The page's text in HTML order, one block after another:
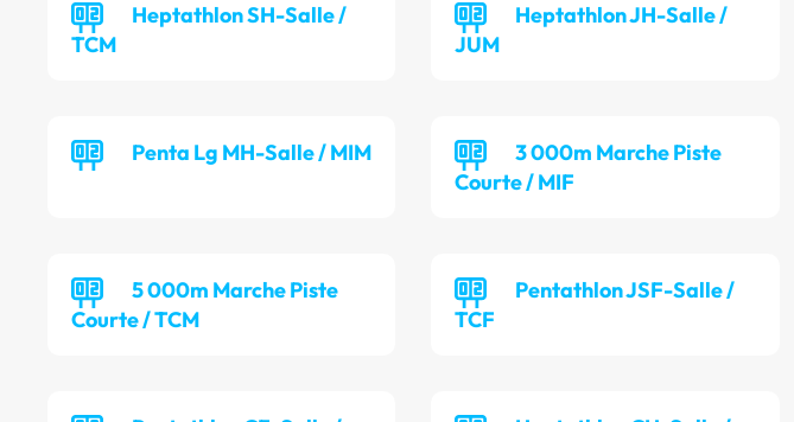
Heptathlon SH-Salle /
TCM
Heptathlon JH-Salle /
JUM
Penta Lg MH-Salle / MIM
3 000m Marche Piste
Courte / MIF
5 000m Marche Piste
Courte / TCM
Pentathlon JSF-Salle /
TCF